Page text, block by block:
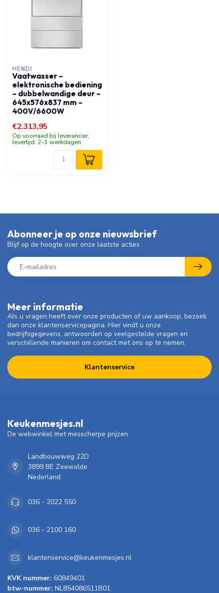
HENDI
Vaatwasser –
elektronische bediening
– dubbelwandige deur –
645x576x837 mm –
400V/6600W
€2.313,95
Op voorraad bij leverancier,
levertijd: 2-3 werkdagen
Meer informatie
Als u vragen heeft over onze producten of uw aankoop, bezoek
dan onze klantenservicepagina. Hier vindt u onze
bedrijfsgegevens, antwoorden op veelgestelde vragen en
verschillende manieren om contact met ons op te nemen.
Klantenservice
Abonneer je op onze nieuwsbrief
Blijf op de hoogte over onze laatste acties
Keukenmesjes.nl
De webwinkel met messcherpe prijzen
Landbouwweg 22D
3899 BE Zeewolde
Nederland
036 - 2022 550
036 - 2100 160
klantenservice@keukenmesjes.nl
KVK nummer: 60849401
btw-nummer: NL854086511B01